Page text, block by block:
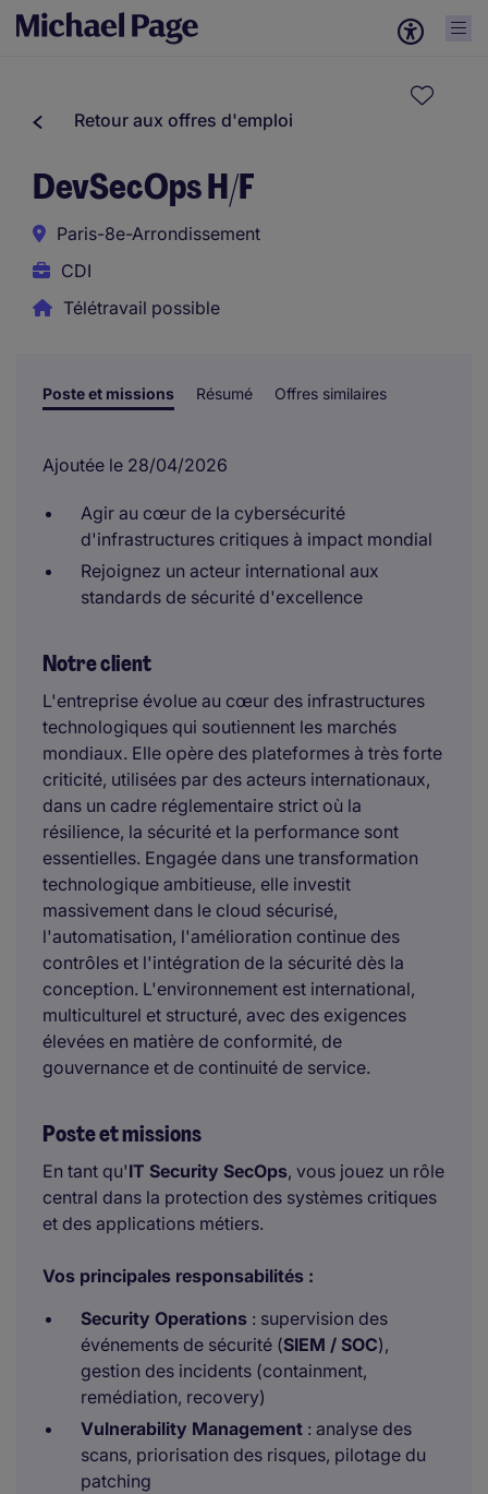
Retour aux offres d'emploi
DevSecOps H/F
Paris-8e-Arrondissement
CDI
Télétravail possible
Poste et missions Résumé Offres similaires
Ajoutée le 28/04/2026
Agir au cœur de la cybersécurité
d'infrastructures critiques à impact mondial
Rejoignez un acteur international aux
standards de sécurité d'excellence
Notre client
L'entreprise évolue au cœur des infrastructures
technologiques qui soutiennent les marchés
mondiaux. Elle opère des plateformes à très forte
criticité, utilisées par des acteurs internationaux,
dans un cadre réglementaire strict où la
résilience, la sécurité et la performance sont
essentielles. Engagée dans une transformation
technologique ambitieuse, elle investit
massivement dans le cloud sécurisé,
l'automatisation, l'amélioration continue des
contrôles et l'intégration de la sécurité dès la
conception. L'environnement est international,
multiculturel et structuré, avec des exigences
élevées en matière de conformité, de
gouvernance et de continuité de service.
Poste et missions
En tant qu'IT Security SecOps, vous jouez un rôle
central dans la protection des systèmes critiques
et des applications métiers.
Vos principales responsabilités :
Security Operations : supervision des
événements de sécurité (SIEM / SOC),
gestion des incidents (containment,
remédiation, recovery)
Vulnerability Management : analyse des
scans, priorisation des risques, pilotage du
patching